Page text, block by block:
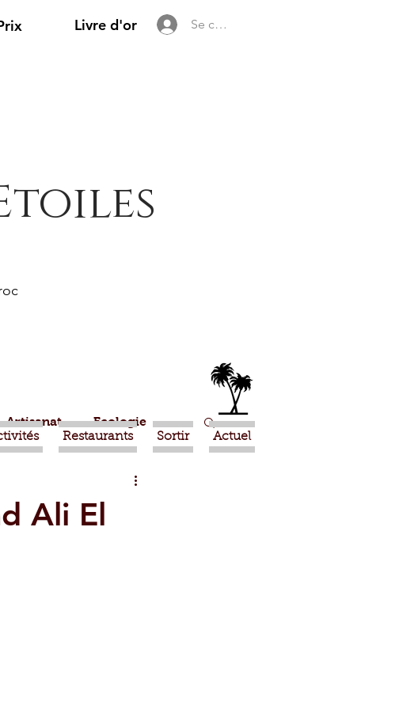
Livre d'or Se connecter
Restaurants Sortir Actuel
Artisanat Ecologie
Ali El